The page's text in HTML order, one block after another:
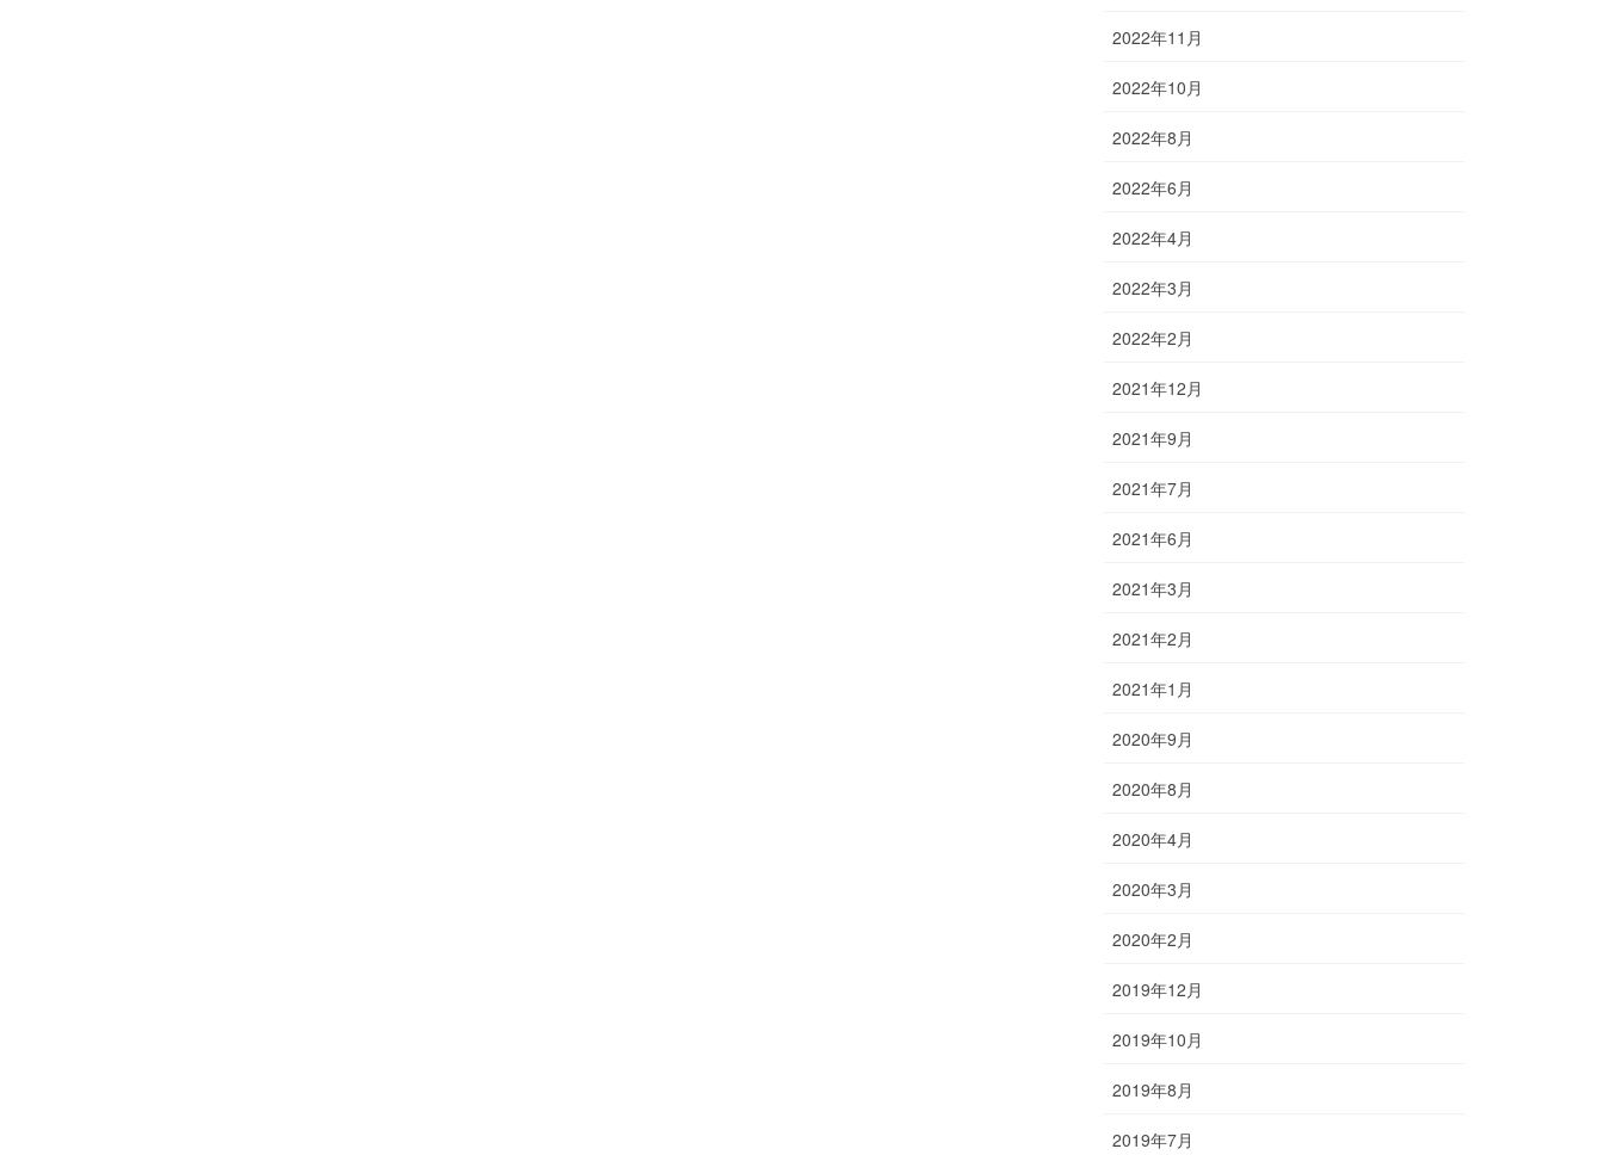
2022年11月
2022年10月
2022年8月
2022年6月
2022年4月
2022年3月
2022年2月
2021年12月
2021年9月
2021年7月
2021年6月
2021年3月
2021年2月
2021年1月
2020年9月
2020年8月
2020年4月
2020年3月
2020年2月
2019年12月
2019年10月
2019年8月
2019年7月